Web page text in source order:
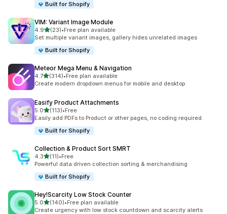
Built for Shopify
VIM: Variant Image Module
4.95つ星中
(23)
合計レビュー数：23件
•Free plan available
Set multiple variant images, gallery hides unrelated images
Built for Shopify
Meteor Mega Menu & Navigation
4.75つ星中
(314)
合計レビュー数：314件
•Free plan available
Create modern dropdown menus for mobile and desktop
Easify Product Attachments
5.05つ星中
(113)
合計レビュー数：113件
•Free
Easily add PDFs to Product or other pages, no coding required.
Built for Shopify
Collection & Product Sort SMRT
4.35つ星中
(11)
合計レビュー数：11件
•Free
Powerful data driven collection sorting & merchandising
Built for Shopify
Hey!Scarcity Low Stock Counter
5.05つ星中
(140)
合計レビュー数：140件
•Free plan available
Create urgency with low stock countdown and scarcity alerts